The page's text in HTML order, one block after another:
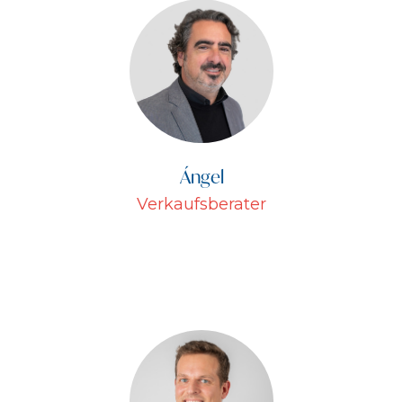
Ángel
Verkaufsberater